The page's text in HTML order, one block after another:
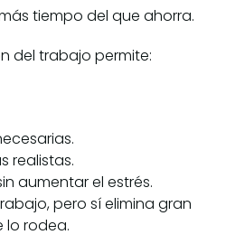
tiempo del que ahorra.
del trabajo permite:
realistas.
aumentar el estrés.
pero sí elimina gran
lo rodea.